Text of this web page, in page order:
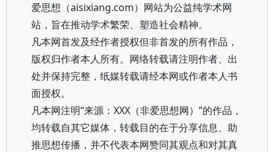
爱思想（aisixiang.com）网站为公益纯学术网
站，旨在推动学术繁荣、塑造社会精神。
凡本网首发及经作者授权但非首发的所有作品，
版权归作者本人所有。网络转载请注明作者、出
处并保持完整，纸媒转载请经本网或作者本人书
面授权。
凡本网注明“来源：XXX（非爱思想网）”的作品，
均转载自其它媒体，转载目的在于分享信息、助
推思想传播，并不代表本网赞同其观点和对其真